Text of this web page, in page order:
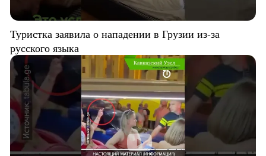
Туристка заявила о нападении в Грузии из-за
русского языка